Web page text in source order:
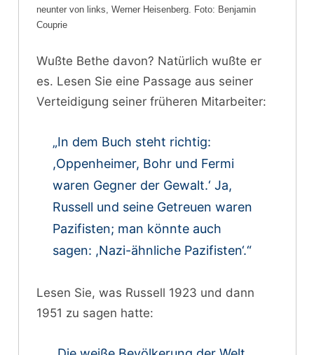
neunter von links, Werner Heisenberg. Foto: Benjamin
Couprie
Wußte Bethe davon? Natürlich wußte er
es. Lesen Sie eine Passage aus seiner
Verteidigung seiner früheren Mitarbeiter:
„In dem Buch steht richtig:
,Oppenheimer, Bohr und Fermi
waren Gegner der Gewalt.‘ Ja,
Russell und seine Getreuen waren
Pazifisten; man könnte auch
sagen: ,Nazi-ähnliche Pazifisten‘.“
Lesen Sie, was Russell 1923 und dann
1951 zu sagen hatte: